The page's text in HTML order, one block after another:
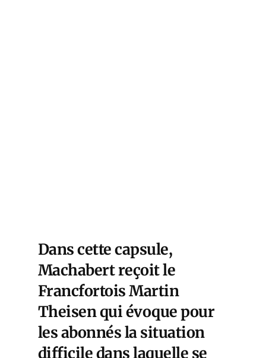
Dans cette capsule,
Machabert reçoit le
Francfortois Martin
Theisen qui évoque pour
les abonnés la situation
difficile dans laquelle se